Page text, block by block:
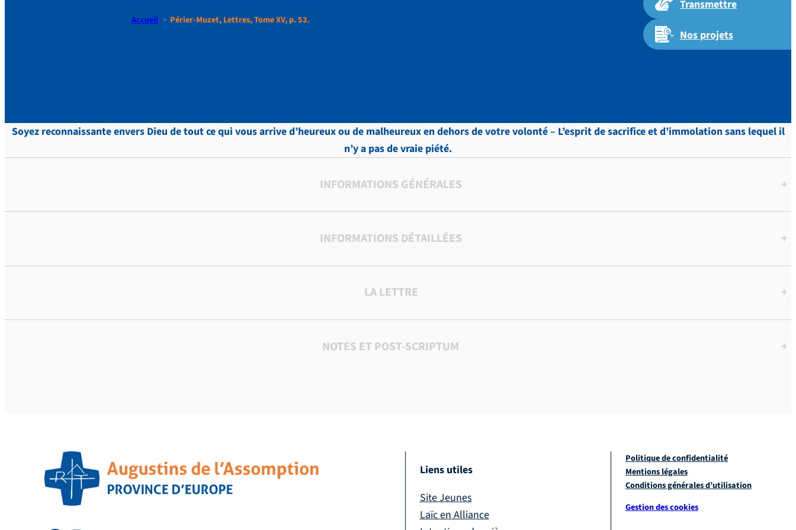
Transmettre
Nos projets
Accueil Périer-Muzet, Lettres, Tome XV, p. 53.
Soyez reconnaissante envers Dieu de tout ce qui vous arrive d’heureux ou de malheureux en dehors de votre volonté – L’esprit de sacrifice et d’immolation sans lequel il
n’y a pas de vraie piété.
INFORMATIONS GÉNÉRALES +
INFORMATIONS DÉTAILLÉES +
LA LETTRE +
NOTES ET POST-SCRIPTUM +
Liens utiles
Site Jeunes
Laïc en Alliance
Politique de confidentialité
Mentions légales
Conditions générales d’utilisation
Gestion des cookies